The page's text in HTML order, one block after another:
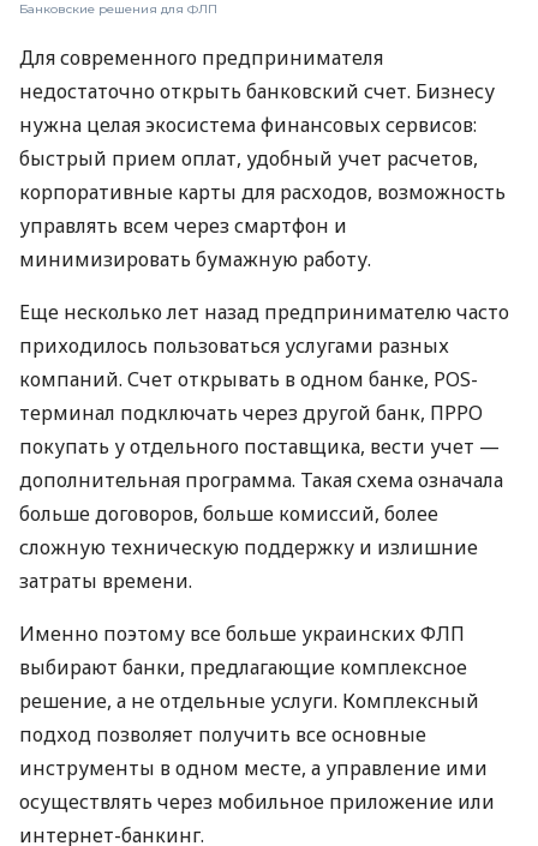
Банковские решения для ФЛП
Для современного предпринимателя
недостаточно открыть банковский счет. Бизнесу
нужна целая экосистема финансовых сервисов:
быстрый прием оплат, удобный учет расчетов,
корпоративные карты для расходов, возможность
управлять всем через смартфон и
минимизировать бумажную работу.
Еще несколько лет назад предпринимателю часто
приходилось пользоваться услугами разных
компаний. Счет открывать в одном банке, POS-
терминал подключать через другой банк, ПРРО
покупать у отдельного поставщика, вести учет —
дополнительная программа. Такая схема означала
больше договоров, больше комиссий, более
сложную техническую поддержку и излишние
затраты времени.
Именно поэтому все больше украинских ФЛП
выбирают банки, предлагающие комплексное
решение, а не отдельные услуги. Комплексный
подход позволяет получить все основные
инструменты в одном месте, а управление ими
осуществлять через мобильное приложение или
интернет-банкинг.